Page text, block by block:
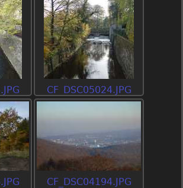
CF_DSC05024.JPG
CF_DSC04194.JPG